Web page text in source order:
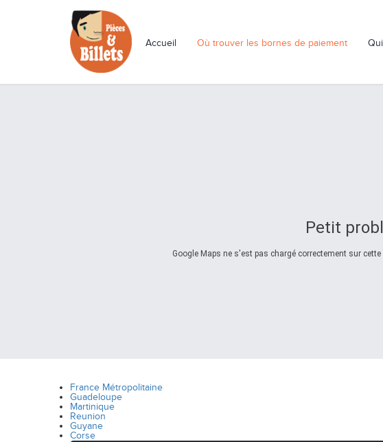
Accueil Où trouver les bornes de paiement
Petit
Google Maps ne s'est pas chargé correctement sur
France Métropolitaine
Guadeloupe
Martinique
Reunion
Guyane
Corse